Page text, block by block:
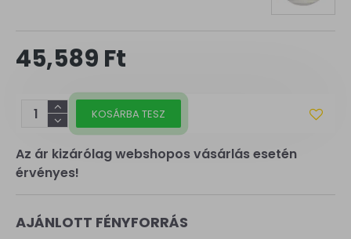
Az ár kizárólag webshopos vásárlás esetén
érvényes!
45,589 Ft
KOSÁRBA TESZ
AJÁNLOTT FÉNYFORRÁS